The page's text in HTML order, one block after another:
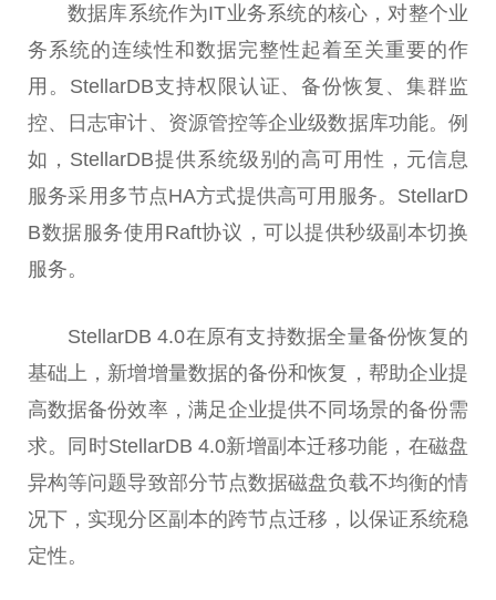
数据库系统作为IT业务系统的核心，对整个业
务系统的连续性和数据完整性起着至关重要的作
用。StellarDB支持权限认证、备份恢复、集群监
控、日志审计、资源管控等企业级数据库功能。例
如，StellarDB提供系统级别的高可用性 ，元信息
服务采用多节点HA方式提供高可用服务。StellarD
B数据服务使用Raft协议，可以提供秒级副本切换
服务。
StellarDB 4.0在原有支持数据全量备份恢复的
基础上，新增增量数据的备份和恢复，帮助企业提
高数据备份效率，满足企业提供不同场景的备份需
求。同时StellarDB 4.0新增副本迁移功能，在磁盘
异构等问题导致部分节点数据磁盘负载不均衡的情
况下，实现分区副本的跨节点迁移，以保证系统稳
定性。